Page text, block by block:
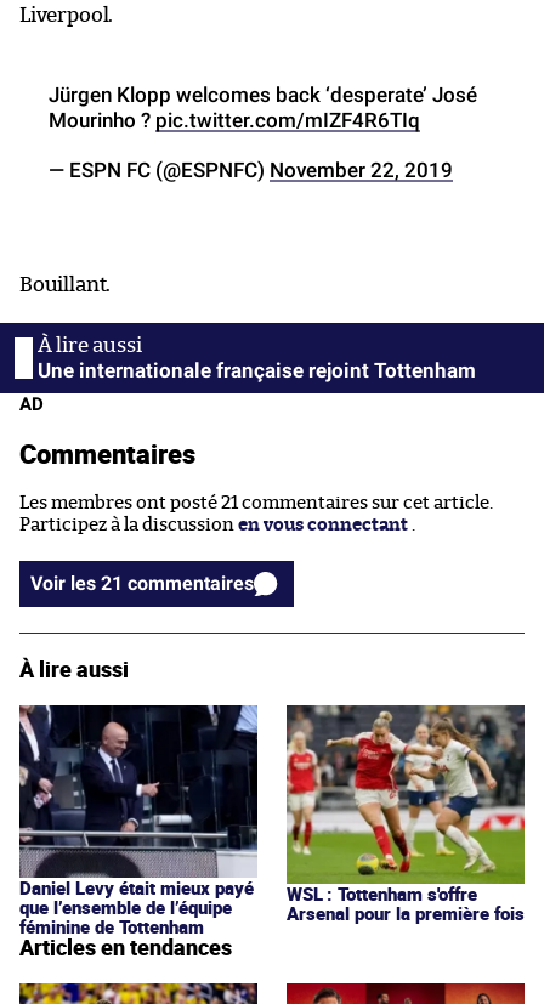
Liverpool.
Jürgen Klopp welcomes back ‘desperate’ José
Mourinho ? pic.twitter.com/mIZF4R6TIq
— ESPN FC (@ESPNFC) November 22, 2019
Bouillant.
Une internationale française rejoint Tottenham
AD
Commentaires
Les membres ont posté 21 commentaires sur cet article.
Participez à la discussion en vous connectant .
Voir les 21 commentaires
À lire aussi
Daniel Levy était mieux payé
que l’ensemble de l’équipe
féminine de Tottenham
WSL : Tottenham s'offre
Arsenal pour la première fois
Articles en tendances